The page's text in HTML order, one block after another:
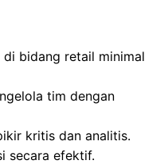
bidang retail minimal
tim dengan
kritis dan analitis.
secara efektif.